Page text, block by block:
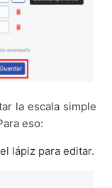
la escala simple
eso:
lápiz para editar.